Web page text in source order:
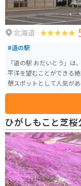
北海道
#道の駅
「道の駅 おだいとう」
平洋を望むことができる
憩スポットとして人気があります。 道の駅には、地元の
物を販売する直売所や、
ます。お土産探しやラン
示や、周辺の観光情報を入手でき
合、道の駅には広々とし
いの道を走る爽快なツー
さい。
ひがしもこと芝桜